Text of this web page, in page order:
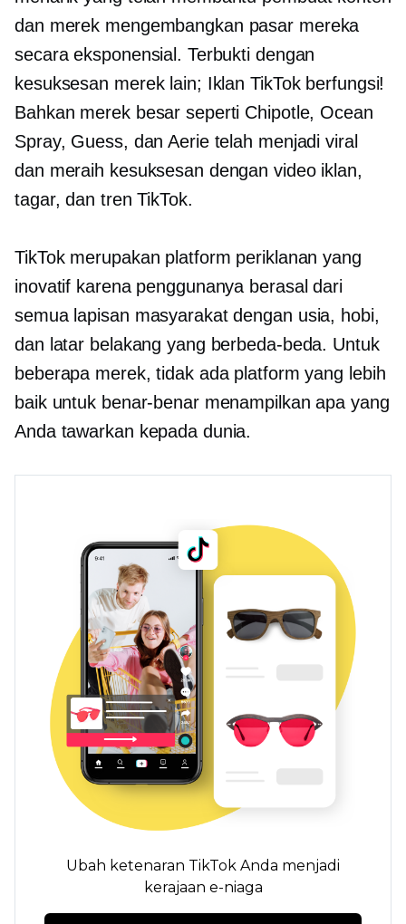
dan merek mengembangkan pasar mereka
secara eksponensial. Terbukti dengan
kesuksesan merek lain; Iklan TikTok berfungsi!
Bahkan merek besar seperti Chipotle, Ocean
Spray, Guess, dan Aerie telah menjadi viral
dan meraih kesuksesan dengan video iklan,
tagar, dan tren TikTok.
TikTok merupakan platform periklanan yang
inovatif karena penggunanya berasal dari
semua lapisan masyarakat dengan usia, hobi,
dan latar belakang yang berbeda-beda. Untuk
beberapa merek, tidak ada platform yang lebih
baik untuk benar-benar menampilkan apa yang
Anda tawarkan kepada dunia.
Ubah ketenaran TikTok Anda menjadi
kerajaan e-niaga